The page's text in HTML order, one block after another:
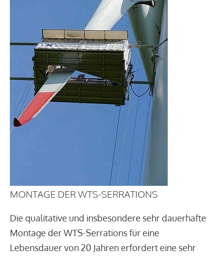
MONTAGE DER WTS-SERRATIONS
Die qualitative und insbesondere sehr dauerhafte
Montage der WTS-Serrations für eine
Lebensdauer von 20 Jahren erfordert eine sehr